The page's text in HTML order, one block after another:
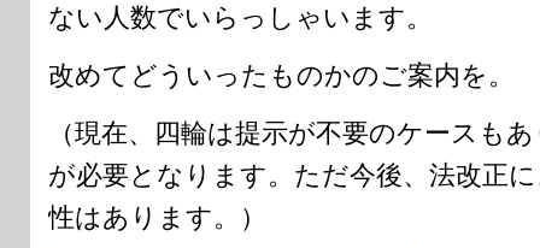
ない人数でいらっしゃいます。
改めてどういったものかのご案内を。
（現在、四輪は提示が不要のケースも
が必要となります。ただ今後、法改正
性はあります。）